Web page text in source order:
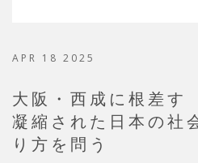
APR 18 2025
大阪・西成に根差す
凝縮された日本の社
り方を問う